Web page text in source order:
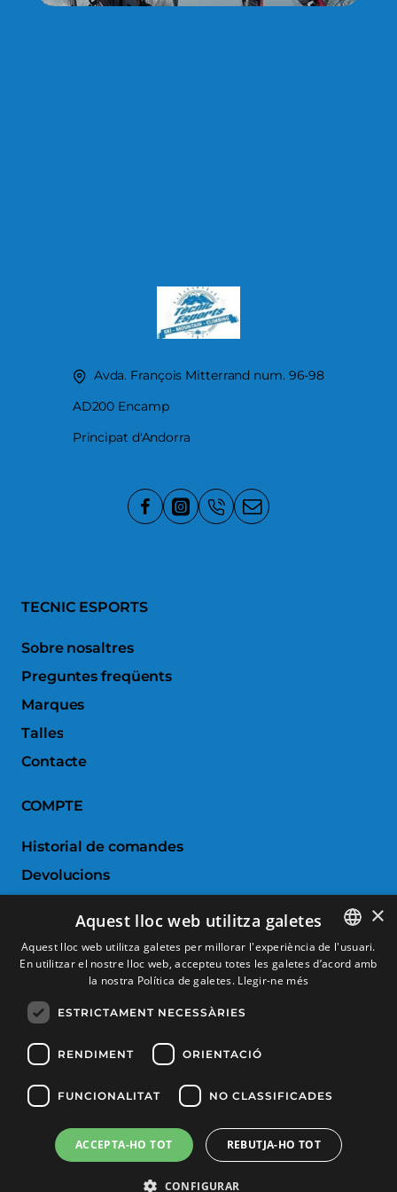
Avda. François Mitterrand num. 96-98
AD200 Encamp
Principat d'Andorra
TECNIC ESPORTS
Sobre nosaltres
Preguntes freqüents
Marques
Talles
Contacte
COMPTE
Historial de comandes
Devolucions
Comparar productes
SERVEI AL CLIENT
Condicions de Compra
Canvis i devolucions
Formes de pagament
Copyright © 2025, Tècnic Esports, Tots els drets reservats
SPANISH
×
Aquest lloc web utilitza galetes
Aquest lloc web utilitza galetes per millorar l'experiència de l'usuari.
En utilitzar el nostre lloc web, accepteu totes les galetes d’acord amb
la nostra Política de galetes. Llegir-ne més
ESTRICTAMENT NECESSÀRIES
RENDIMENT ORIENTACIÓ
FUNCIONALITAT NO CLASSIFICADES
ACCEPTA-HO TOT REBUTJA-HO TOT
CONFIGURAR